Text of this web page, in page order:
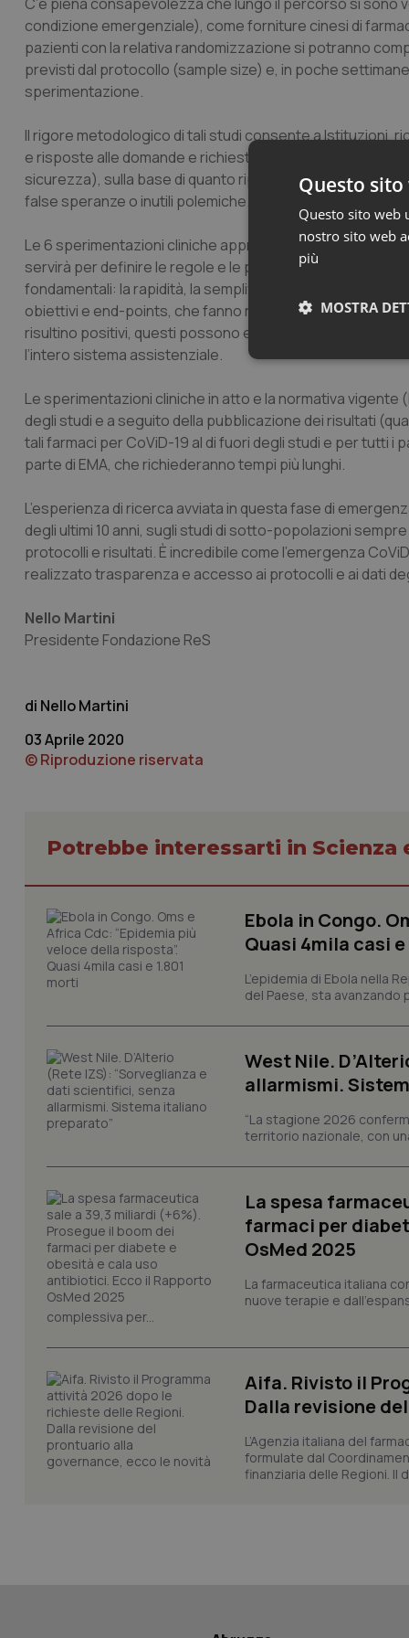
condizione emergenziale), come forniture cinesi di
pazienti con la relativa randomizzazione si potranno
previsti dal protocollo (sample size) e, in poche
sperimentazione.
Il rigore metodologico di tali studi consente a Istituzioni,
e risposte alle domande e richieste pressanti (es. sui
sicurezza), sulla base di quanto riportato nei rispettivi
false speranze o inutili polemiche.
Le 6 sperimentazioni cliniche approvate da AIFA
servirà per definire le regole e le procedure degli studi
fondamentali: la rapidità, la semplificazione delle
obiettivi e end-points, che fanno riferimento alla
risultino positivi, questi possono essere
l’intero sistema assistenziale.
Le sperimentazioni cliniche in atto e la normativa
degli studi e a seguito della pubblicazione dei risultati
tali farmaci per CoViD-19 al di fuori degli studi e per tutti
parte di EMA, che richiederanno tempi più lunghi.
L’esperienza di ricerca avviata in questa fase di
degli ultimi 10 anni, sugli studi di sotto-popolazioni
protocolli e risultati. È incredibile come l’emergenza
realizzato trasparenza e accesso ai protocolli e ai dati
Nello Martini
Presidente Fondazione ReS
Nello Martini
03 Aprile 2020
© Riproduzione riservata
Potrebbe interessarti in Scienza
Ebola in Congo.
Quasi 4mila casi
L’epidemia di Ebola nella
del Paese, sta avanzando
West Nile.
allarmismi.
“La stagione 2026
territorio nazionale, con
La spesa
farmaci per
OsMed 2025
La farmaceutica italiana
nuove terapie e
complessiva per...
Aifa. Rivisto il
Dalla revisione
L’Agenzia italiana del
formulate dal
finanziaria delle Regioni. Il
Questo
Questo sito web
nostro sito web
più
MOSTRA
I cookie necessari
e l'accesso alle
Nome
PHPSESSID
Nome
_ga_0VMQEQKQ1N
Nome
VISITOR_INFO1_LIVE
__Secure-YNID
YSC
__Secure-
tracking-sites-
ironfish-tracking-